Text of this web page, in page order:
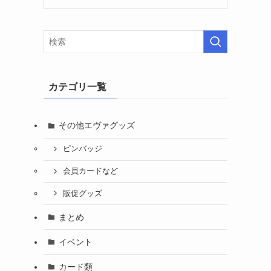
カテゴリ一覧
その他エヴァグッズ
ピンバッジ
会員カードなど
販促グッズ
まとめ
イベント
カード類